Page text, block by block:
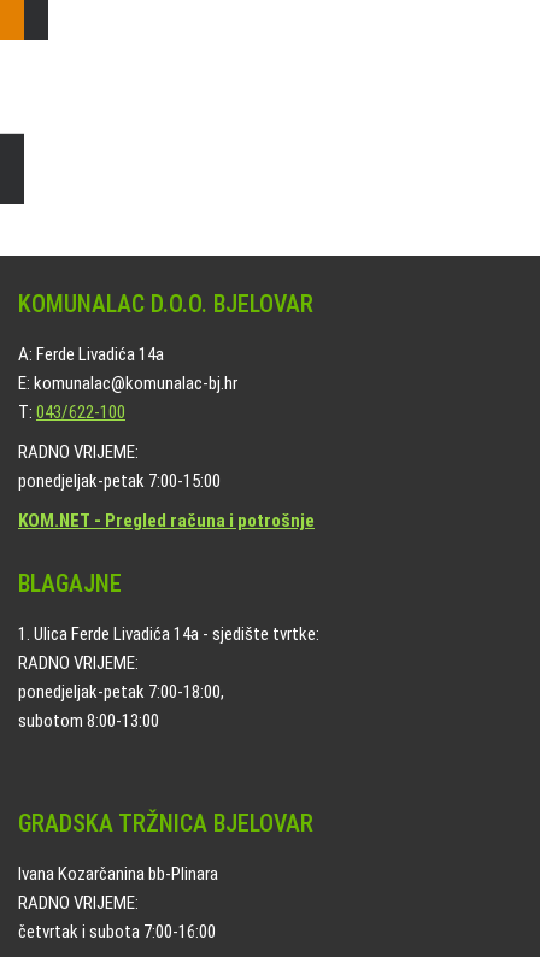
KOMUNALAC D.O.O. BJELOVAR
A: Ferde Livadića 14a
E: komunalac@komunalac-bj.hr
T: 043/622-100
RADNO VRIJEME:
ponedjeljak-petak 7:00-15:00
KOM.NET - Pregled računa i potrošnje
BLAGAJNE
1. Ulica Ferde Livadića 14a - sjedište tvrtke:
RADNO VRIJEME:
ponedjeljak-petak 7:00-18:00,
subotom 8:00-13:00
GRADSKA TRŽNICA BJELOVAR
Ivana Kozarčanina bb-Plinara
RADNO VRIJEME:
četvrtak i subota 7:00-16:00